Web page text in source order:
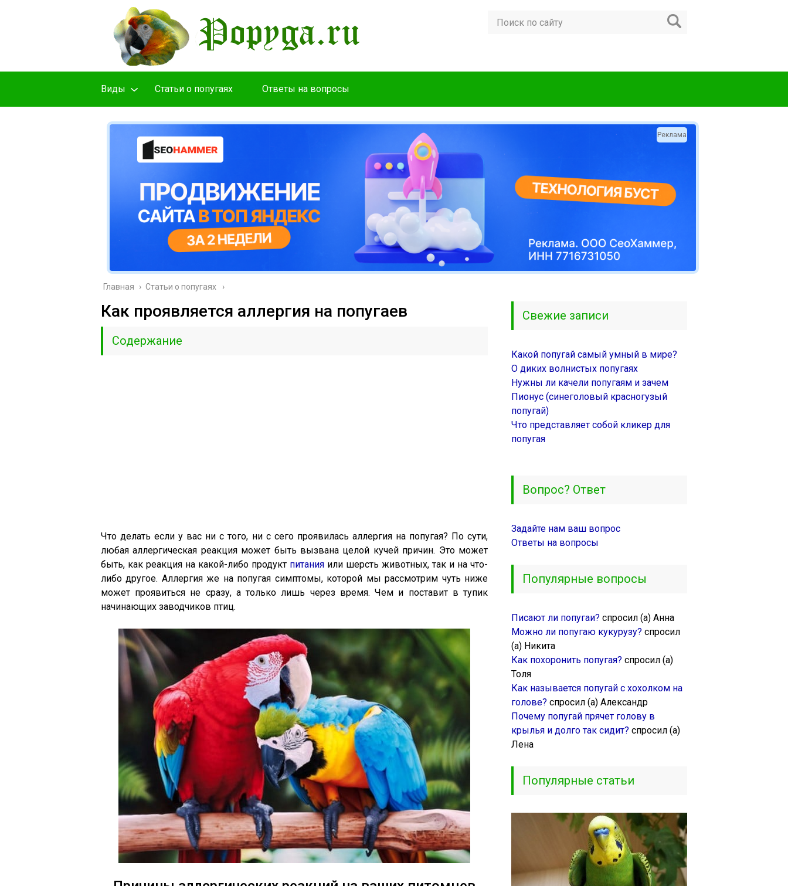
Виды Cтатьи о попугаях Ответы на вопросы
Реклама
Главная › Cтатьи о попугаях
Как проявляется аллергия на попугаев
Содержание
Что делать если у вас ни с того, ни с сего проявилась аллергия на попугая? По сути,
любая аллергическая реакция может быть вызвана целой кучей причин. Это может
быть, как реакция на какой-либо продукт питания или шерсть животных, так и на что-
либо другое. Аллергия же на попугая симптомы, которой мы рассмотрим чуть ниже
может проявиться не сразу, а только лишь через время. Чем и поставит в тупик
начинающих заводчиков птиц.
Свежие записи
Какой попугай самый умный в мире?
О диких волнистых попугаях
Нужны ли качели попугаям и зачем
Пионус (синеголовый красногузый
попугай)
Что представляет собой кликер для
попугая
Вопрос? Ответ
Задайте нам ваш вопрос
Ответы на вопросы
Популярные вопросы
Писают ли попугаи? спросил (а) Анна
Можно ли попугаю кукурузу? спросил
(а) Никита
Как похоронить попугая? спросил (а)
Толя
Как называется попугай с хохолком на
голове? спросил (а) Александр
Почему попугай прячет голову в
крылья и долго так сидит? спросил (а)
Лена
Популярные статьи